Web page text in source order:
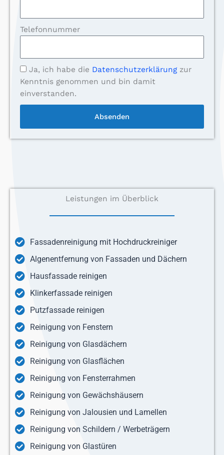
Telefonnummer
Ja, ich habe die Datenschutzerklärungzur
Kenntnis genommen und bin damit
einverstanden.
Absenden
Leistungen im Überblick
Fassadenreinigung mit Hochdruckreiniger
Algenentfernung von Fassaden und Dächern
Hausfassade reinigen
Klinkerfassade reinigen
Putzfassade reinigen
Reinigung von Fenstern
Reinigung von Glasdächern
Reinigung von Glasflächen
Reinigung von Fensterrahmen
Reinigung von Gewächshäusern
Reinigung von Jalousien und Lamellen
Reinigung von Schildern / Werbeträgern
Reinigung von Glastüren